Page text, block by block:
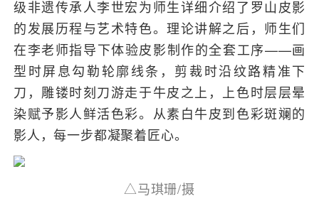
级非遗传承人李世宏为师生详细介绍了罗山皮影
的发展历程与艺术特色。理论讲解之后，师生们
在李老师指导下体验皮影制作的全套工序——画
型时屏息勾勒轮廓线条，剪裁时沿纹路精准下
刀，雕镂时刻刀游走于牛皮之上，上色时层层晕
染赋予影人鲜活色彩。从素白牛皮到色彩斑斓的
影人，每一步都凝聚着匠心。
△马琪珊/摄